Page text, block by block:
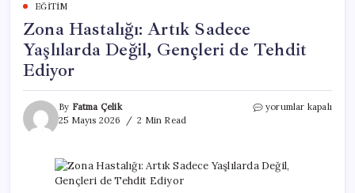
EĞITIM
Zona Hastalığı: Artık Sadece
Yaşlılarda Değil, Gençleri de Tehdit
Ediyor
By Fatma Çelik
25 Mayıs 2026
2 Min Read
Zona
Yaşlılarda
Değil,
yorumlar kapalı